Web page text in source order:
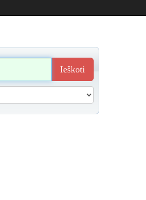
Ieškoti